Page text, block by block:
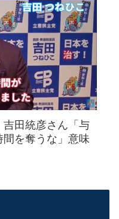
田統彦さん「与
を奪うな」意味